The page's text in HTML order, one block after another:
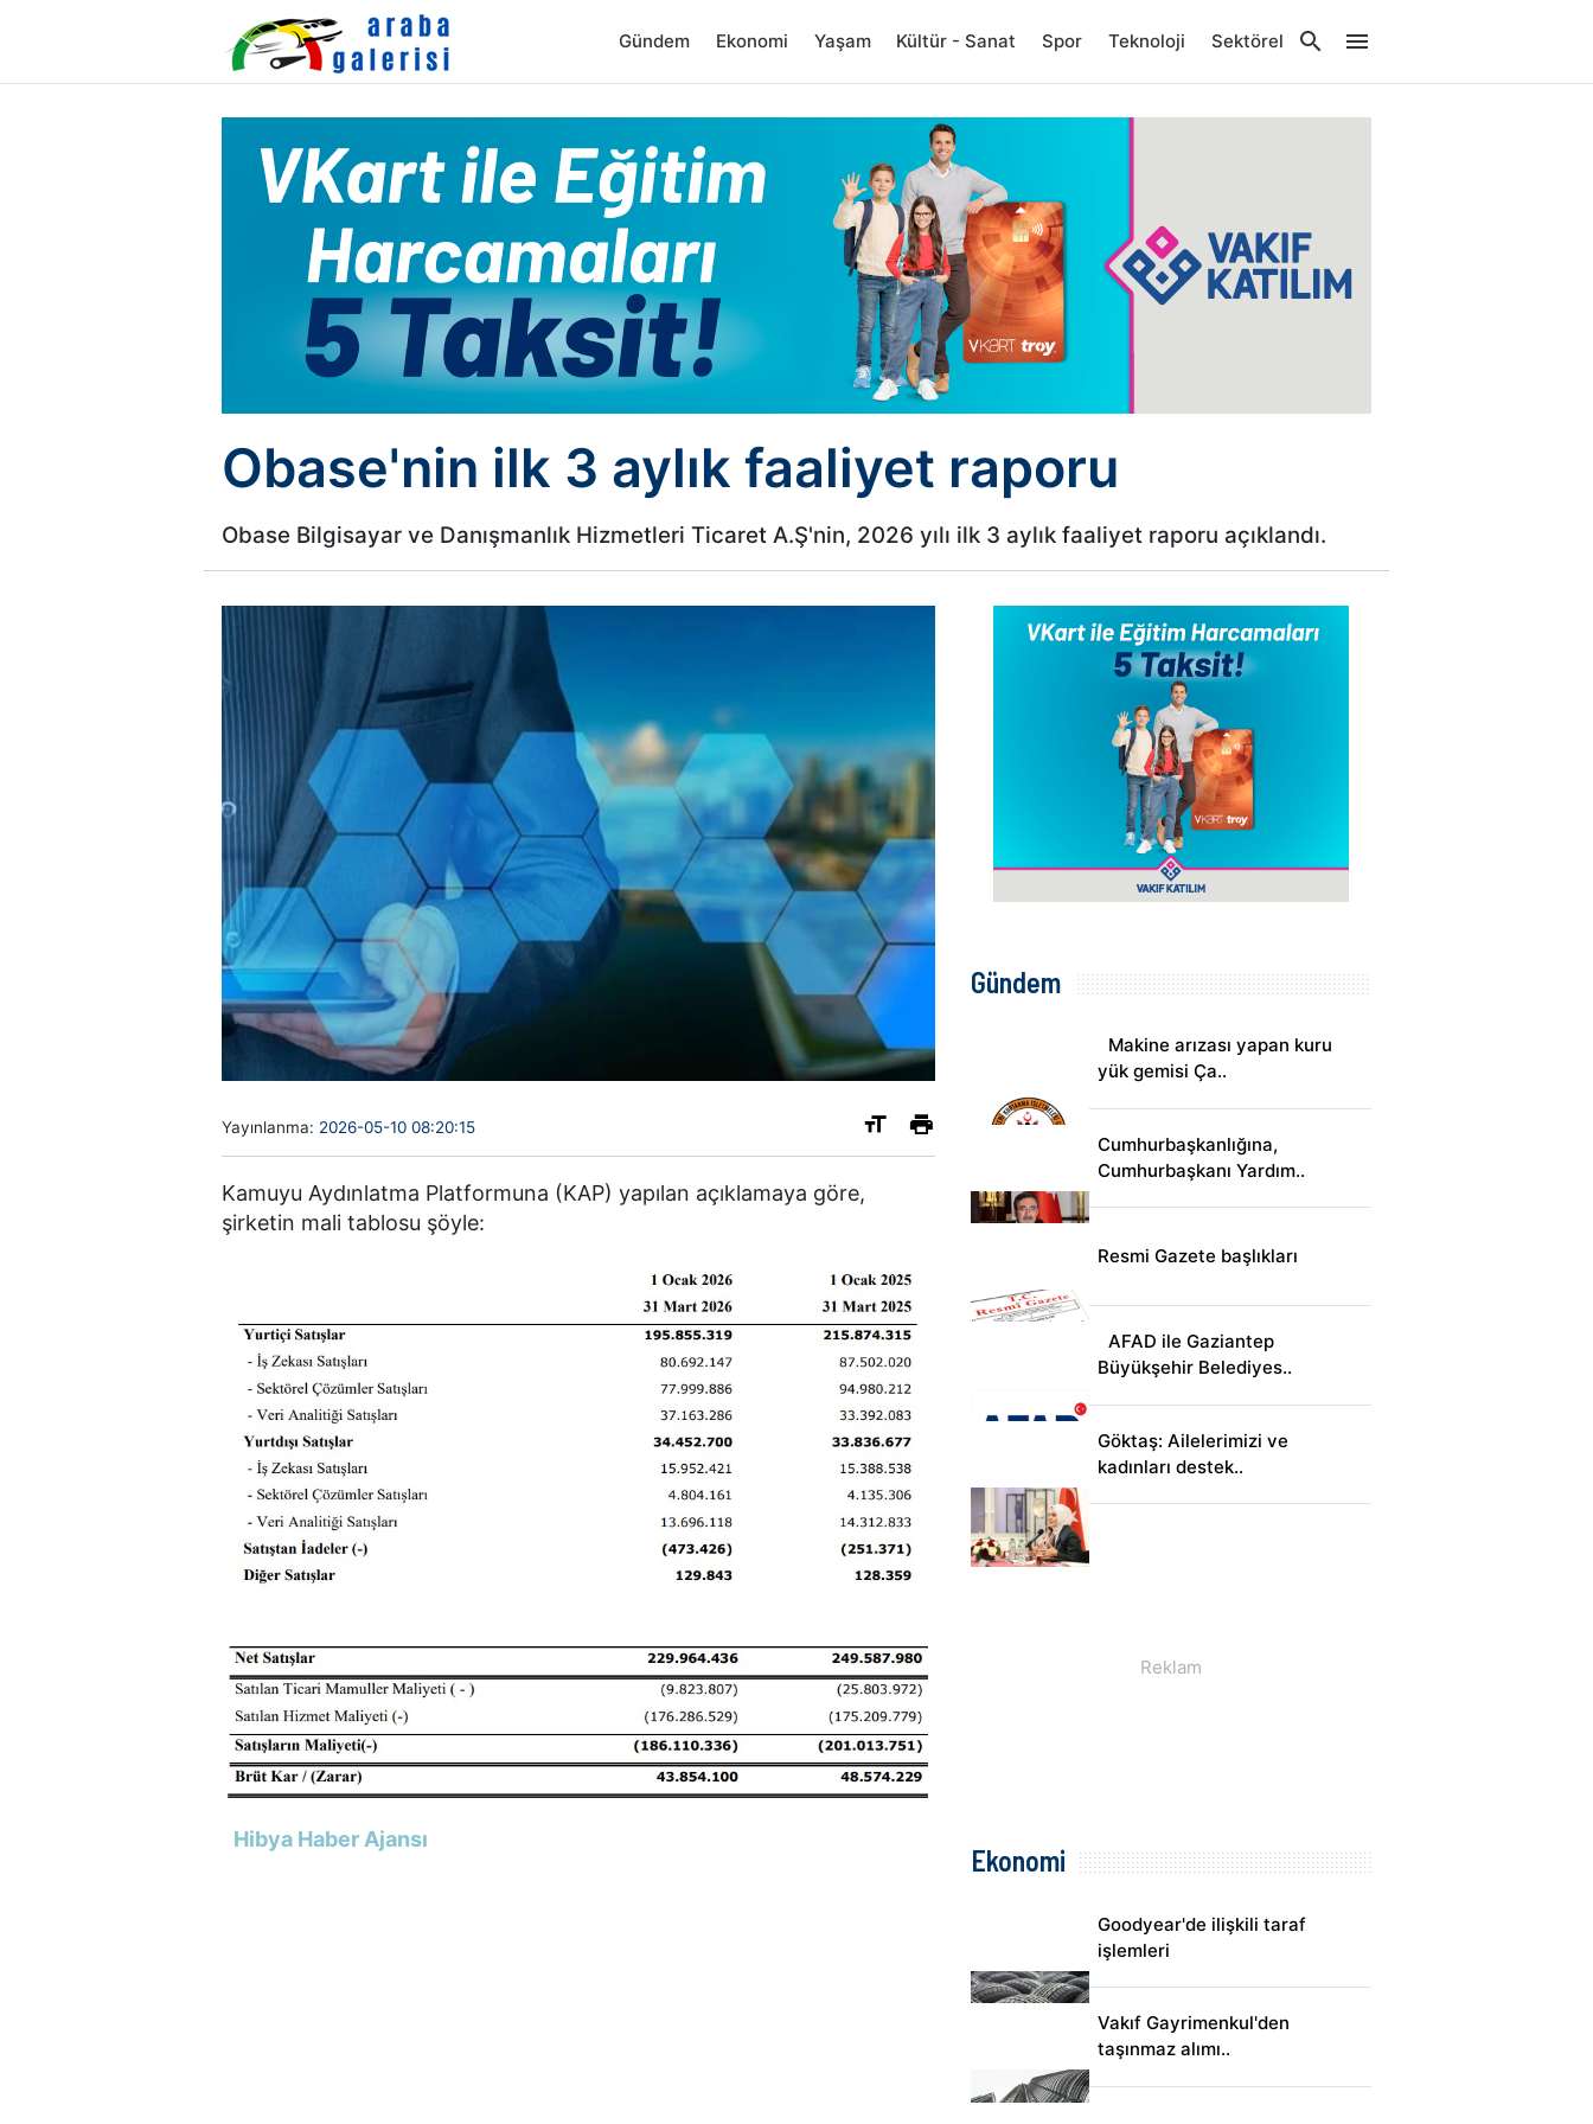
Gündem Ekonomi Yaşam Kültür - Sanat Spor Teknoloji Sektörel
Obase'nin ilk 3 aylık faaliyet raporu
Obase Bilgisayar ve Danışmanlık Hizmetleri Ticaret A.Ş'nin, 2026 yılı ilk 3 aylık faaliyet raporu açıklandı.
Yayınlanma: 2026-05-10 08:20:15
Kamuyu Aydınlatma Platformuna (KAP) yapılan açıklamaya göre,
şirketin mali tablosu şöyle:
Hibya Haber Ajansı
Gündem
Makine arızası yapan kuru
yük gemisi Ça..
Cumhurbaşkanlığına,
Cumhurbaşkanı Yardım..
Resmi Gazete başlıkları
AFAD ile Gaziantep
Büyükşehir Belediyes..
Göktaş: Ailelerimizi ve
kadınları destek..
Ekonomi
Goodyear'de ilişkili taraf
işlemleri
Vakıf Gayrimenkul'den
taşınmaz alımı..